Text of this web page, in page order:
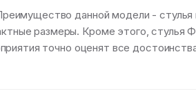
данной модели - стулья
размеры. Кроме этого, стулья
точно оценят все